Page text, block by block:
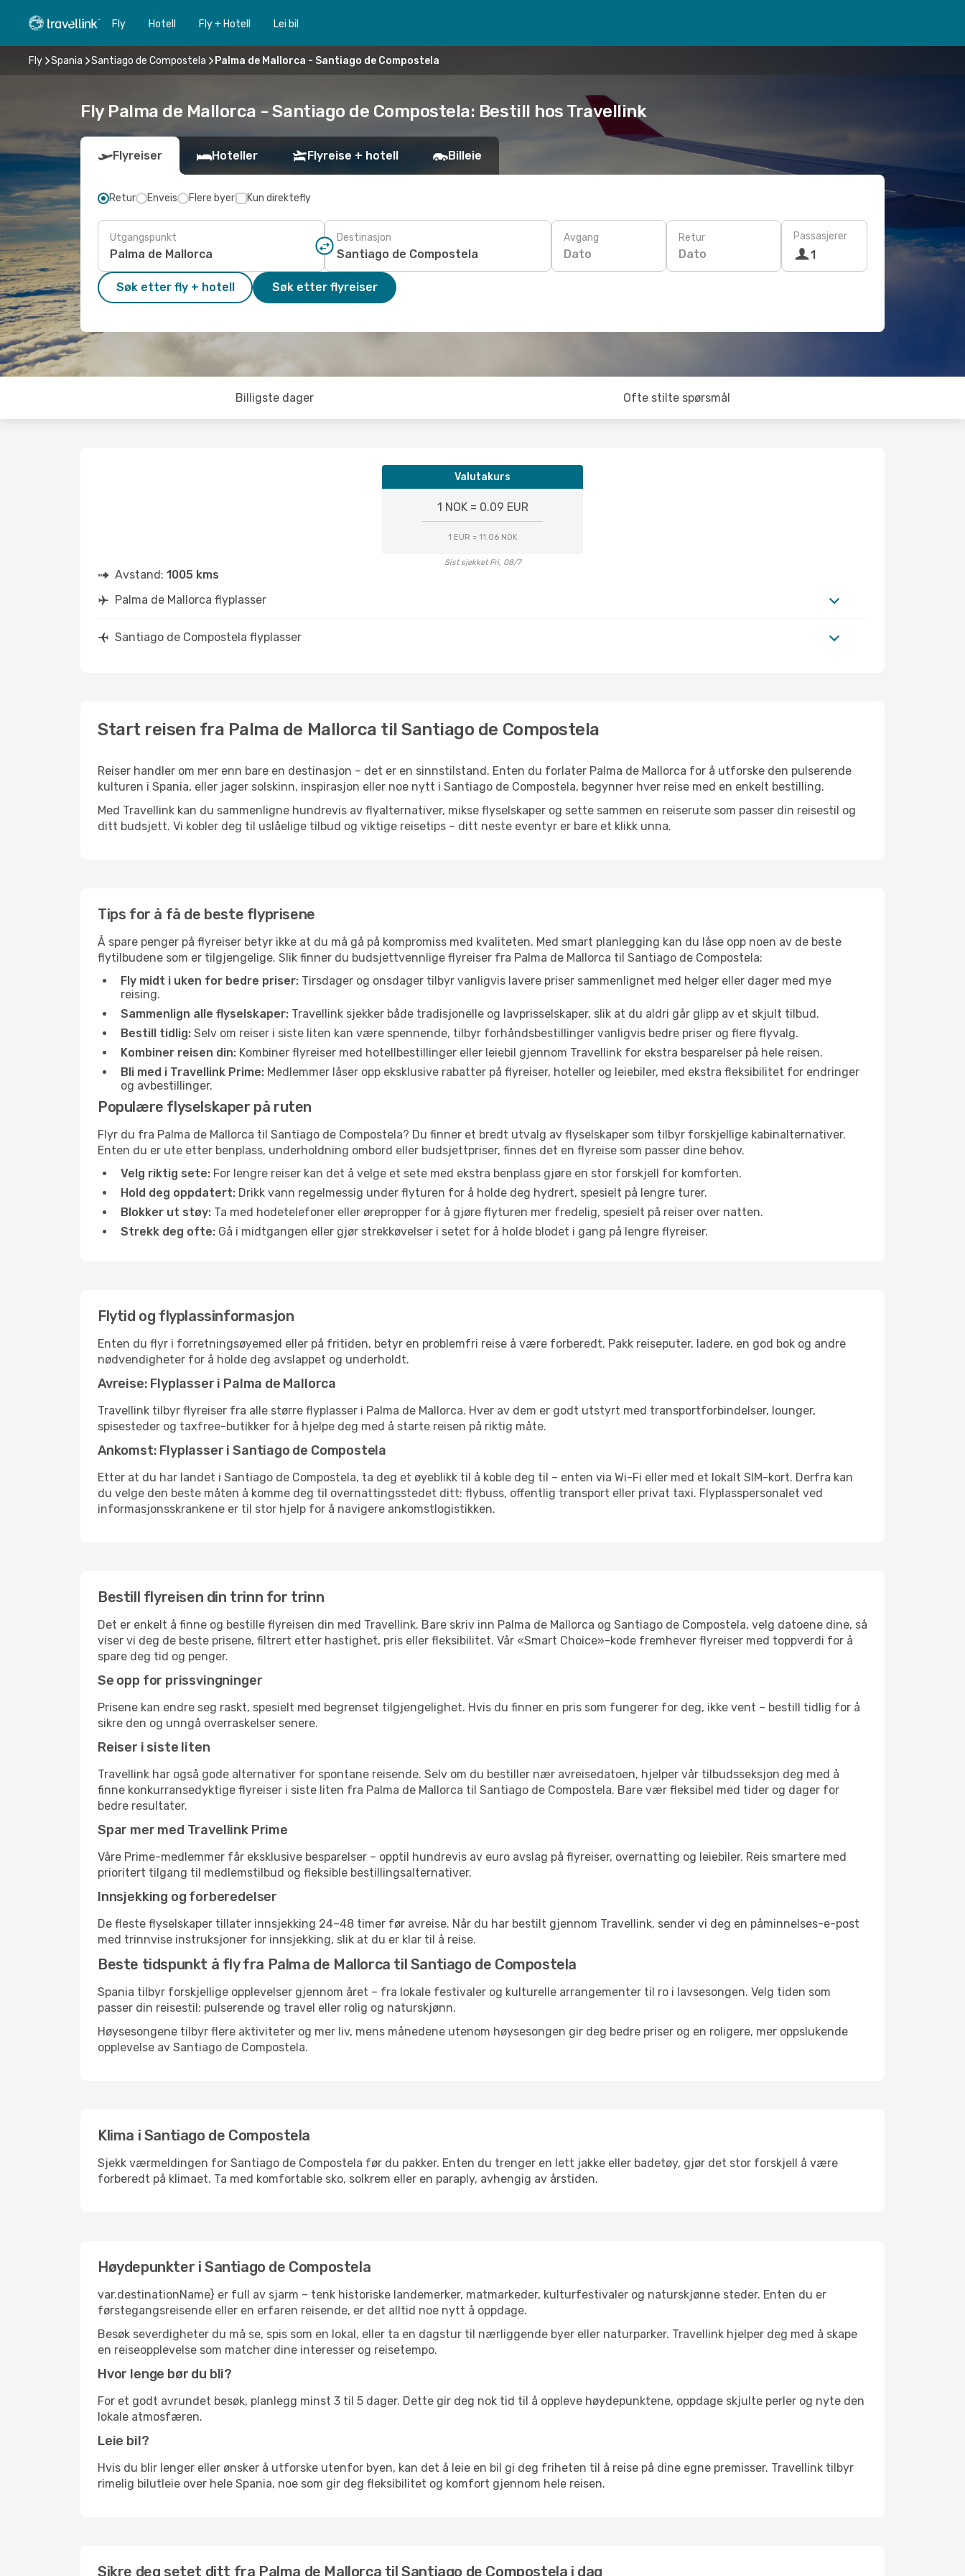
Fly Hotell Fly + Hotell Lei bil
Fly Spania Santiago de Compostela Palma de Mallorca - Santiago de Compostela
Fly Palma de Mallorca - Santiago de Compostela: Bestill hos Travellink
Flyreiser Hoteller Flyreise + hotell Billeie
Retur Enveis Flere byer Kun direktefly
Utgangspunkt Destinasjon Avgang
Dato
Retur
Dato
Passasjerer
1
Søk etter fly + hotell Søk etter flyreiser
Billigste dager Ofte stilte spørsmål
Valutakurs
1 NOK = 0.09 EUR
1 EUR = 11.06 NOK
Sist sjekket Fri, 08/7
Avstand: 1005 kms
Palma de Mallorca flyplasser
Santiago de Compostela flyplasser
Start reisen fra Palma de Mallorca til Santiago de Compostela
Reiser handler om mer enn bare en destinasjon – det er en sinnstilstand. Enten du forlater Palma de Mallorca for å utforske den pulserende
kulturen i Spania, eller jager solskinn, inspirasjon eller noe nytt i Santiago de Compostela, begynner hver reise med en enkelt bestilling.
Med Travellink kan du sammenligne hundrevis av flyalternativer, mikse flyselskaper og sette sammen en reiserute som passer din reisestil og
ditt budsjett. Vi kobler deg til uslåelige tilbud og viktige reisetips – ditt neste eventyr er bare et klikk unna.
Tips for å få de beste flyprisene
Å spare penger på flyreiser betyr ikke at du må gå på kompromiss med kvaliteten. Med smart planlegging kan du låse opp noen av de beste
flytilbudene som er tilgjengelige. Slik finner du budsjettvennlige flyreiser fra Palma de Mallorca til Santiago de Compostela:
Fly midt i uken for bedre priser: Tirsdager og onsdager tilbyr vanligvis lavere priser sammenlignet med helger eller dager med mye
reising.
Sammenlign alle flyselskaper: Travellink sjekker både tradisjonelle og lavprisselskaper, slik at du aldri går glipp av et skjult tilbud.
Bestill tidlig: Selv om reiser i siste liten kan være spennende, tilbyr forhåndsbestillinger vanligvis bedre priser og flere flyvalg.
Kombiner reisen din: Kombiner flyreiser med hotellbestillinger eller leiebil gjennom Travellink for ekstra besparelser på hele reisen.
Bli med i Travellink Prime: Medlemmer låser opp eksklusive rabatter på flyreiser, hoteller og leiebiler, med ekstra fleksibilitet for endringer
og avbestillinger.
Populære flyselskaper på ruten
Flyr du fra Palma de Mallorca til Santiago de Compostela? Du finner et bredt utvalg av flyselskaper som tilbyr forskjellige kabinalternativer.
Enten du er ute etter benplass, underholdning ombord eller budsjettpriser, finnes det en flyreise som passer dine behov.
Velg riktig sete: For lengre reiser kan det å velge et sete med ekstra benplass gjøre en stor forskjell for komforten.
Hold deg oppdatert: Drikk vann regelmessig under flyturen for å holde deg hydrert, spesielt på lengre turer.
Blokker ut støy: Ta med hodetelefoner eller ørepropper for å gjøre flyturen mer fredelig, spesielt på reiser over natten.
Strekk deg ofte: Gå i midtgangen eller gjør strekkøvelser i setet for å holde blodet i gang på lengre flyreiser.
Flytid og flyplassinformasjon
Enten du flyr i forretningsøyemed eller på fritiden, betyr en problemfri reise å være forberedt. Pakk reiseputer, ladere, en god bok og andre
nødvendigheter for å holde deg avslappet og underholdt.
Avreise: Flyplasser i Palma de Mallorca
Travellink tilbyr flyreiser fra alle større flyplasser i Palma de Mallorca. Hver av dem er godt utstyrt med transportforbindelser, lounger,
spisesteder og taxfree-butikker for å hjelpe deg med å starte reisen på riktig måte.
Ankomst: Flyplasser i Santiago de Compostela
Etter at du har landet i Santiago de Compostela, ta deg et øyeblikk til å koble deg til – enten via Wi-Fi eller med et lokalt SIM-kort. Derfra kan
du velge den beste måten å komme deg til overnattingsstedet ditt: flybuss, offentlig transport eller privat taxi. Flyplasspersonalet ved
informasjonsskrankene er til stor hjelp for å navigere ankomstlogistikken.
Bestill flyreisen din trinn for trinn
Det er enkelt å finne og bestille flyreisen din med Travellink. Bare skriv inn Palma de Mallorca og Santiago de Compostela, velg datoene dine, så
viser vi deg de beste prisene, filtrert etter hastighet, pris eller fleksibilitet. Vår «Smart Choice»-kode fremhever flyreiser med toppverdi for å
spare deg tid og penger.
Se opp for prissvingninger
Prisene kan endre seg raskt, spesielt med begrenset tilgjengelighet. Hvis du finner en pris som fungerer for deg, ikke vent – bestill tidlig for å
sikre den og unngå overraskelser senere.
Reiser i siste liten
Travellink har også gode alternativer for spontane reisende. Selv om du bestiller nær avreisedatoen, hjelper vår tilbudsseksjon deg med å
finne konkurransedyktige flyreiser i siste liten fra Palma de Mallorca til Santiago de Compostela. Bare vær fleksibel med tider og dager for
bedre resultater.
Spar mer med Travellink Prime
Våre Prime-medlemmer får eksklusive besparelser – opptil hundrevis av euro avslag på flyreiser, overnatting og leiebiler. Reis smartere med
prioritert tilgang til medlemstilbud og fleksible bestillingsalternativer.
Innsjekking og forberedelser
De fleste flyselskaper tillater innsjekking 24–48 timer før avreise. Når du har bestilt gjennom Travellink, sender vi deg en påminnelses-e-post
med trinnvise instruksjoner for innsjekking, slik at du er klar til å reise.
Beste tidspunkt å fly fra Palma de Mallorca til Santiago de Compostela
Spania tilbyr forskjellige opplevelser gjennom året – fra lokale festivaler og kulturelle arrangementer til ro i lavsesongen. Velg tiden som
passer din reisestil: pulserende og travel eller rolig og naturskjønn.
Høysesongene tilbyr flere aktiviteter og mer liv, mens månedene utenom høysesongen gir deg bedre priser og en roligere, mer oppslukende
opplevelse av Santiago de Compostela.
Klima i Santiago de Compostela
Sjekk værmeldingen for Santiago de Compostela før du pakker. Enten du trenger en lett jakke eller badetøy, gjør det stor forskjell å være
forberedt på klimaet. Ta med komfortable sko, solkrem eller en paraply, avhengig av årstiden.
Høydepunkter i Santiago de Compostela
var.destinationName} er full av sjarm – tenk historiske landemerker, matmarkeder, kulturfestivaler og naturskjønne steder. Enten du er
førstegangsreisende eller en erfaren reisende, er det alltid noe nytt å oppdage.
Besøk severdigheter du må se, spis som en lokal, eller ta en dagstur til nærliggende byer eller naturparker. Travellink hjelper deg med å skape
en reiseopplevelse som matcher dine interesser og reisetempo.
Hvor lenge bør du bli?
For et godt avrundet besøk, planlegg minst 3 til 5 dager. Dette gir deg nok tid til å oppleve høydepunktene, oppdage skjulte perler og nyte den
lokale atmosfæren.
Leie bil?
Hvis du blir lenger eller ønsker å utforske utenfor byen, kan det å leie en bil gi deg friheten til å reise på dine egne premisser. Travellink tilbyr
rimelig bilutleie over hele Spania, noe som gir deg fleksibilitet og komfort gjennom hele reisen.
Sikre deg setet ditt fra Palma de Mallorca til Santiago de Compostela i dag